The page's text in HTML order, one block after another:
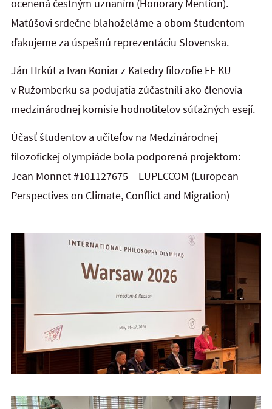
ocenená čestným uznaním (Honorary Mention).
Matúšovi srdečne blahoželáme a obom študentom
ďakujeme za úspešnú reprezentáciu Slovenska.
Ján Hrkút a Ivan Koniar z Katedry filozofie FF KU
v Ružomberku sa podujatia zúčastnili ako členovia
medzinárodnej komisie hodnotiteľov súťažných esejí.
Účasť študentov a učiteľov na Medzinárodnej
filozofickej olympiáde bola podporená projektom:
Jean Monnet #101127675 – EUPECCOM (European
Perspectives on Climate, Conflict and Migration)